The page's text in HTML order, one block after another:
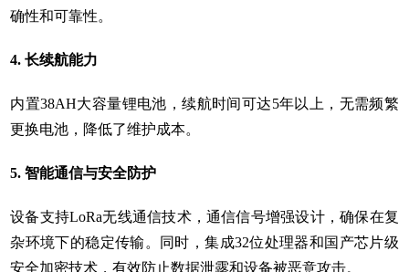
确性和可靠性。
4. 长续航能力
内置38AH大容量锂电池，续航时间可达5年以上，无需频繁
更换电池，降低了维护成本。
5. 智能通信与安全防护
设备支持LoRa无线通信技术，通信信号增强设计，确保在复
杂环境下的稳定传输。同时，集成32位处理器和国产芯片级
安全加密技术，有效防止数据泄露和设备被恶意攻击。